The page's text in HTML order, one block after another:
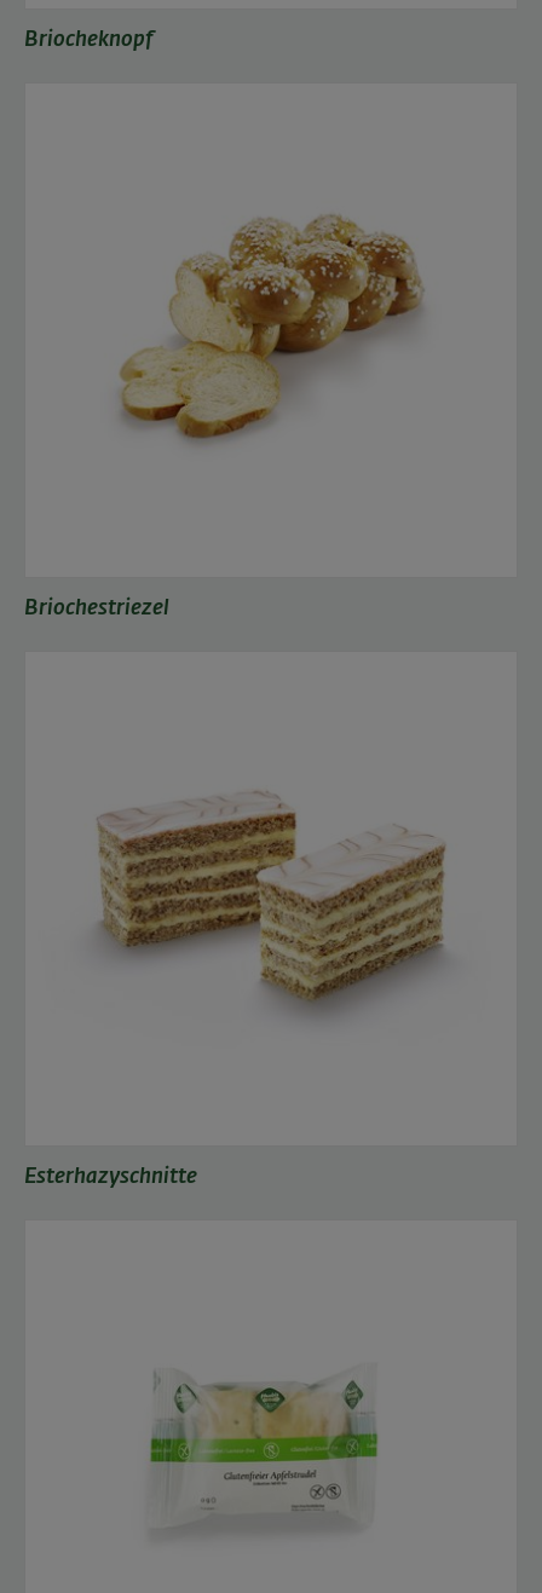
Briocheknopf
Briochestriezel
Esterhazyschnitte